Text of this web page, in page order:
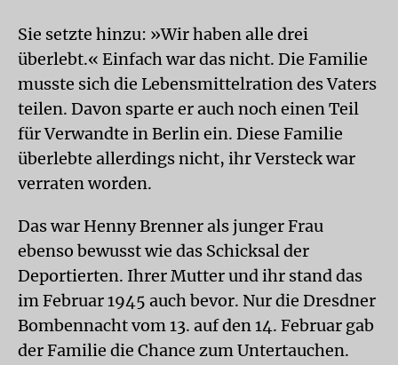
Sie setzte hinzu: »Wir haben alle drei
überlebt.« Einfach war das nicht. Die Familie
musste sich die Lebensmittelration des Vaters
teilen. Davon sparte er auch noch einen Teil
für Verwandte in Berlin ein. Diese Familie
überlebte allerdings nicht, ihr Versteck war
verraten worden.
Das war Henny Brenner als junger Frau
ebenso bewusst wie das Schicksal der
Deportierten. Ihrer Mutter und ihr stand das
im Februar 1945 auch bevor. Nur die Dresdner
Bombennacht vom 13. auf den 14. Februar gab
der Familie die Chance zum Untertauchen.